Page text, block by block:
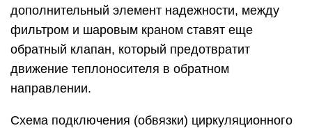
дополнительный элемент надежности, между
фильтром и шаровым краном ставят еще
обратный клапан, который предотвратит
движение теплоносителя в обратном
направлении.
Схема подключения (обвязки) циркуляционного